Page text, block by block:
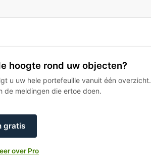
hoogte rond uw objecten?
u uw hele portefeuille vanuit één overzicht.
de meldingen die ertoe doen.
gratis
over Pro